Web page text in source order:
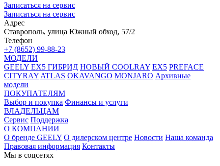
Записаться на сервис
Записаться на сервис
Адрес
Ставрополь, улица Южный обход, 57/2
Телефон
+7 (8652) 99-88-23
МОДЕЛИ
GEELY EX5 ГИБРИД НОВЫЙ COOLRAY EX5 PREFACE
CITYRAY ATLAS OKAVANGO MONJARO Архивные
модели
ПОКУПАТЕЛЯМ
Выбор и покупка Финансы и услуги
ВЛАДЕЛЬЦАМ
Сервис Поддержка
О КОМПАНИИ
О бренде GEELY О дилерском центре Новости Наша команда
Правовая информация Контакты
Мы в соцсетях